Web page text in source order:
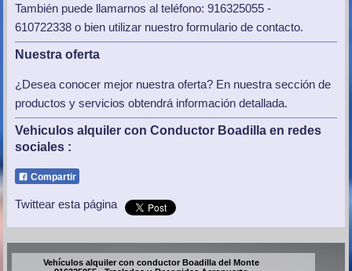
También puede llamarnos al teléfono: 916325055 -
610722338 o bien utilizar nuestro formulario de contacto.
Nuestra oferta
¿Desea conocer mejor nuestra oferta? En nuestra sección de
productos y servicios obtendrá información detallada.
Vehiculos alquiler con Conductor Boadillaen redes
sociales :
Compartir
Twittear esta página
Vehículos alquiler con conductor Boadilla del Monte